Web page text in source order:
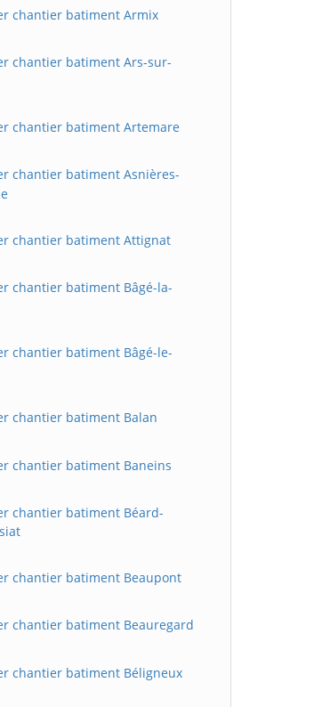
chantier batiment Armix
chantier batiment Ars-sur-
chantier batiment Artemare
chantier batiment Asnières-
chantier batiment Attignat
chantier batiment Bâgé-la-
chantier batiment Bâgé-le-
chantier batiment Balan
chantier batiment Baneins
chantier batiment Béard-
chantier batiment Beaupont
chantier batiment Beauregard
chantier batiment Béligneux